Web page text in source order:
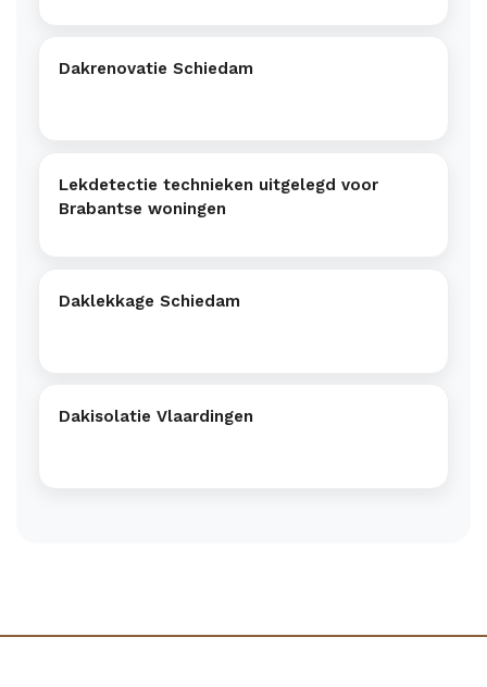
Dakrenovatie Schiedam
Lekdetectie technieken uitgelegd voor
Brabantse woningen
Daklekkage Schiedam
Dakisolatie Vlaardingen